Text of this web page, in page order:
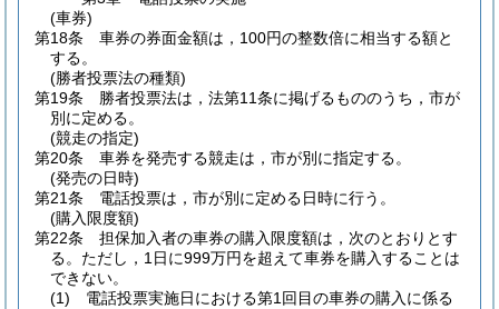
(車券)
第18条
車券の券面金額は，100円の整数倍に相当する額と
する。
(勝者投票法の種類)
第19条
勝者投票法は，法第11条に掲げるもののうち，市が
別に定める。
(競走の指定)
第20条
車券を発売する競走は，市が別に指定する。
(発売の日時)
第21条
電話投票は，市が別に定める日時に行う。
(購入限度額)
第22条
担保加入者の車券の購入限度額は，次のとおりとす
る。 ただし，1日に999万円を超えて車券を購入することは
できない。
(1)
電話投票実施日における第1回目の車券の購入に係る